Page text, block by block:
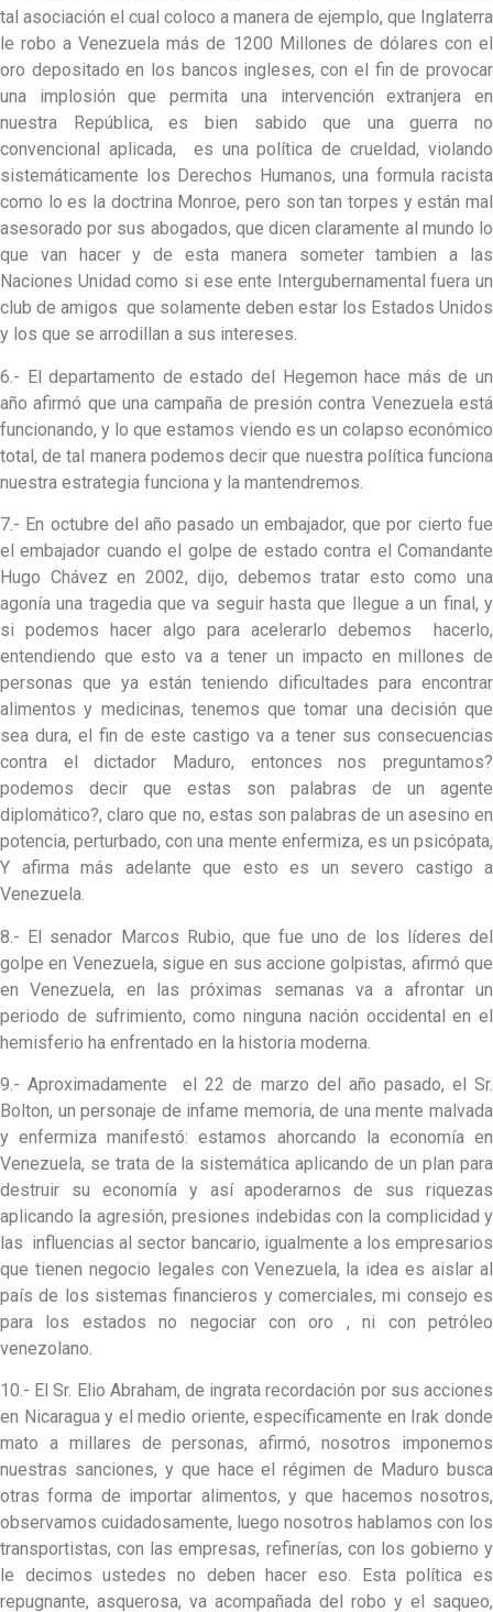
tal asociación el cual coloco a manera de ejemplo, que Inglaterra
le robo a Venezuela más de 1200 Millones de dólares con el
oro depositado en los bancos ingleses, con el fin de provocar
una implosión que permita una intervención extranjera en
nuestra República, es bien sabido que una guerra no
convencional aplicada, es una política de crueldad, violando
sistemáticamente los Derechos Humanos, una formula racista
como lo es la doctrina Monroe, pero son tan torpes y están mal
asesorado por sus abogados, que dicen claramente al mundo lo
que van hacer y de esta manera someter tambien a las
Naciones Unidad como si ese ente Intergubernamental fuera un
club de amigos que solamente deben estar los Estados Unidos
y los que se arrodillan a sus intereses.
6.- El departamento de estado del Hegemon hace más de un
año afirmó que una campaña de presión contra Venezuela está
funcionando, y lo que estamos viendo es un colapso económico
total, de tal manera podemos decir que nuestra política funciona
nuestra estrategia funciona y la mantendremos.
7.- En octubre del año pasado un embajador, que por cierto fue
el embajador cuando el golpe de estado contra el Comandante
Hugo Chávez en 2002, dijo, debemos tratar esto como una
agonía una tragedia que va seguir hasta que llegue a un final, y
si podemos hacer algo para acelerarlo debemos hacerlo,
entendiendo que esto va a tener un impacto en millones de
personas que ya están teniendo dificultades para encontrar
alimentos y medicinas, tenemos que tomar una decisión que
sea dura, el fin de este castigo va a tener sus consecuencias
contra el dictador Maduro, entonces nos preguntamos?
podemos decir que estas son palabras de un agente
diplomático?, claro que no, estas son palabras de un asesino en
potencia, perturbado, con una mente enfermiza, es un psicópata,
Y afirma más adelante que esto es un severo castigo a
Venezuela.
8.- El senador Marcos Rubio, que fue uno de los líderes del
golpe en Venezuela, sigue en sus accione golpistas, afirmó que
en Venezuela, en las próximas semanas va a afrontar un
periodo de sufrimiento, como ninguna nación occidental en el
hemisferio ha enfrentado en la historia moderna.
9.- Aproximadamente el 22 de marzo del año pasado, el Sr.
Bolton, un personaje de infame memoria, de una mente malvada
y enfermiza manifestó: estamos ahorcando la economía en
Venezuela, se trata de la sistemática aplicando de un plan para
destruir su economía y así apoderarnos de sus riquezas
aplicando la agresión, presiones indebidas con la complicidad y
las influencias al sector bancario, igualmente a los empresarios
que tienen negocio legales con Venezuela, la idea es aislar al
país de los sistemas financieros y comerciales, mi consejo es
para los estados no negociar con oro , ni con petróleo
venezolano.
10.- El Sr. Elio Abraham, de ingrata recordación por sus acciones
en Nicaragua y el medio oriente, específicamente en Irak donde
mato a millares de personas, afirmó, nosotros imponemos
nuestras sanciones, y que hace el régimen de Maduro busca
otras forma de importar alimentos, y que hacemos nosotros,
observamos cuidadosamente, luego nosotros hablamos con los
transportistas, con las empresas, refinerías, con los gobierno y
le decimos ustedes no deben hacer eso. Esta política es
repugnante, asquerosa, va acompañada del robo y el saqueo,